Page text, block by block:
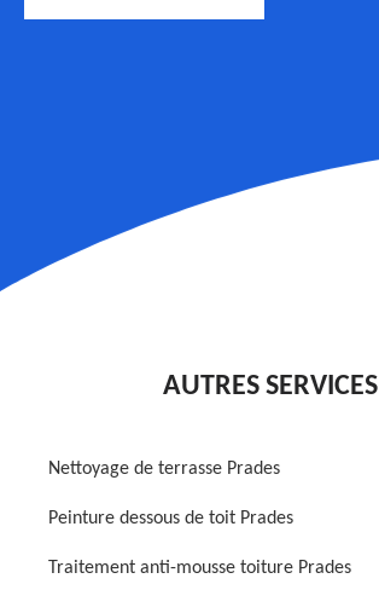
AUTRES SERVICES
Nettoyage de terrasse Prades
Peinture dessous de toit Prades
Traitement anti-mousse toiture Prades